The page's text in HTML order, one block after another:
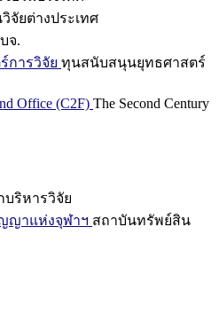
จัยต่างประเทศ
จ.
การวิจัย ทุนสนับสนุนยุทธศาสตร์
Office (C2F) The Second Century
บริหารวิจัย
ญาแห่งจุฬาฯ สถาบันทรัพย์สิน